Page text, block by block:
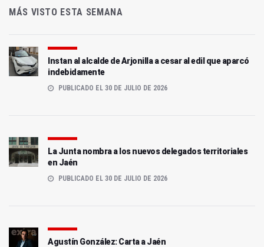
MÁS VISTO ESTA SEMANA
Instan al alcalde de Arjonilla a cesar al edil que aparcó
indebidamente
PUBLICADO EL 30 DE JULIO DE 2026
La Junta nombra a los nuevos delegados territoriales
en Jaén
PUBLICADO EL 30 DE JULIO DE 2026
Agustín González: Carta a Jaén